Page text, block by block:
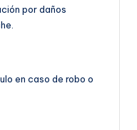
por daños
en caso de robo o